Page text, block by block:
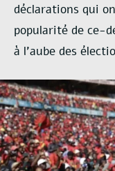
déclarations qui
popularité de ce-
à l’aube des